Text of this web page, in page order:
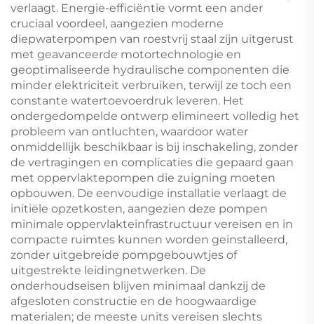
verlaagt. Energie-efficiëntie vormt een ander
cruciaal voordeel, aangezien moderne
diepwaterpompen van roestvrij staal zijn uitgerust
met geavanceerde motortechnologie en
geoptimaliseerde hydraulische componenten die
minder elektriciteit verbruiken, terwijl ze toch een
constante watertoevoerdruk leveren. Het
ondergedompelde ontwerp elimineert volledig het
probleem van ontluchten, waardoor water
onmiddellijk beschikbaar is bij inschakeling, zonder
de vertragingen en complicaties die gepaard gaan
met oppervlaktepompen die zuigning moeten
opbouwen. De eenvoudige installatie verlaagt de
initiële opzetkosten, aangezien deze pompen
minimale oppervlakteinfrastructuur vereisen en in
compacte ruimtes kunnen worden geïnstalleerd,
zonder uitgebreide pompgebouwtjes of
uitgestrekte leidingnetwerken. De
onderhoudseisen blijven minimaal dankzij de
afgesloten constructie en de hoogwaardige
materialen; de meeste units vereisen slechts